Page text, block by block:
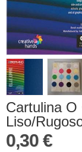
Cartulina O
Liso/
0,30 €